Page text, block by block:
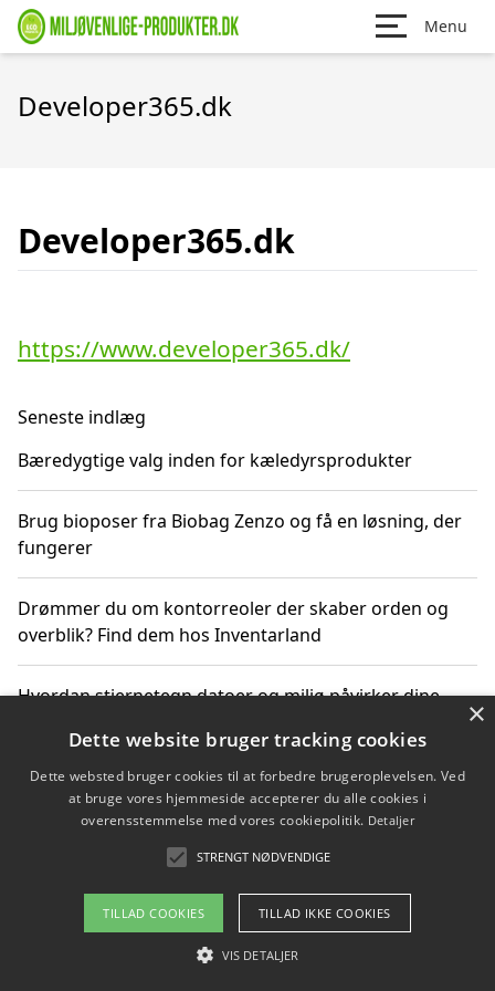
Menu
Developer365.dk
Developer365.dk
https://www.developer365.dk/
Seneste indlæg
Bæredygtige valg inden for kæledyrsprodukter
Brug bioposer fra Biobag Zenzo og få en løsning, der
fungerer
Drømmer du om kontorreoler der skaber orden og
overblik? Find dem hos Inventarland
Hvordan stjernetegn datoer og miljø påvirker dine
Bæredygtige gadgets til en grønnere hverdag
Om / kontakt
Blog Betingelser
×
Dette website bruger tracking cookies
Dette websted bruger cookies til at forbedre brugeroplevelsen. Ved
at bruge vores hjemmeside accepterer du alle cookies i
overensstemmelse med vores cookiepolitik. Detaljer
STRENGT NØDVENDIGE
TILLAD COOKIES TILLAD IKKE COOKIES
VIS DETALJER